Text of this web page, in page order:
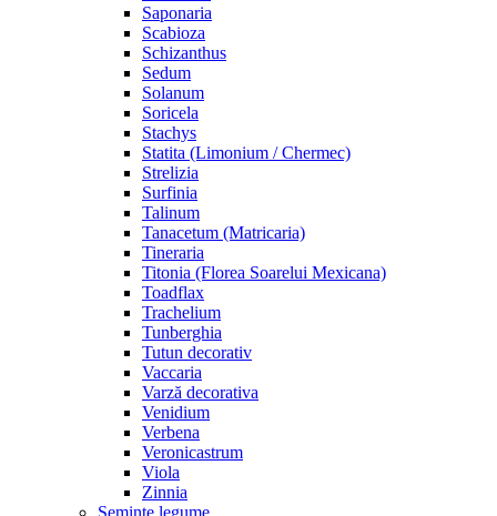
Saponaria
Scabioza
Schizanthus
Sedum
Solanum
Soricela
Stachys
Statita (Limonium / Chermec)
Strelizia
Surfinia
Talinum
Tanacetum (Matricaria)
Tineraria
Titonia (Florea Soarelui Mexicana)
Toadflax
Trachelium
Tunberghia
Tutun decorativ
Vaccaria
Varză decorativa
Venidium
Verbena
Veronicastrum
Viola
Zinnia
Semințe legume